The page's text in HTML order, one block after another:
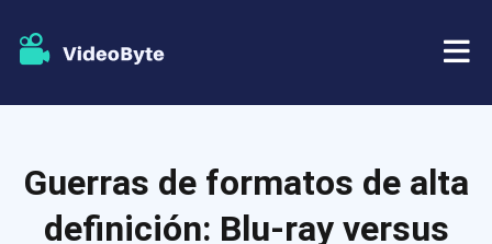
Almacenar
Guerras de formatos de alta
definición: Blu-ray versus